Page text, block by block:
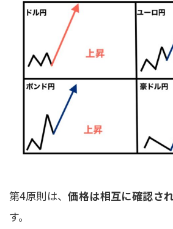
第4原則は、価格は相互に確認さ
す。